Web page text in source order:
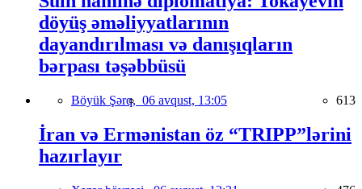
döyüş əməliyyatlarının
dayandırılması və danışıqların
bərpası təşəbbüsü
Böyük Şərq, 06 avqust, 13:05 613
İran və Ermənistan öz “TRIPP”lərini
hazırlayır